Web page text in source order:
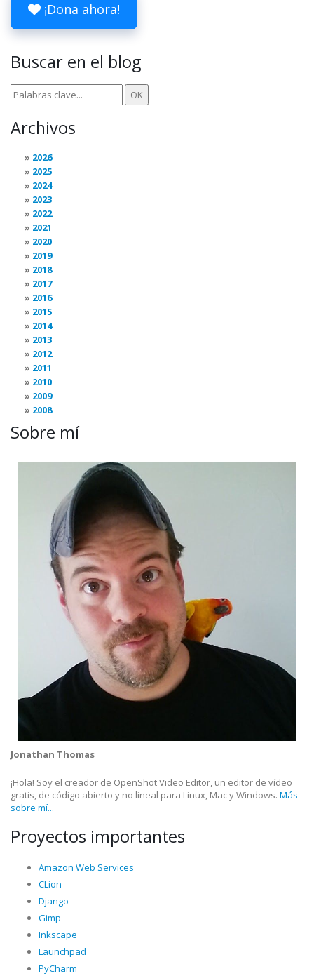
¡Dona ahora!
Buscar en el blog
Archivos
2026
2025
2024
2023
2022
2021
2020
2019
2018
2017
2016
2015
2014
2013
2012
2011
2010
2009
2008
Sobre mí
Jonathan Thomas
¡Hola! Soy el creador de OpenShot Video Editor, un editor de vídeo
gratis, de código abierto y no lineal para Linux, Mac y Windows. Más
sobre mí...
Proyectos importantes
Amazon Web Services
CLion
Django
Gimp
Inkscape
Launchpad
PyCharm